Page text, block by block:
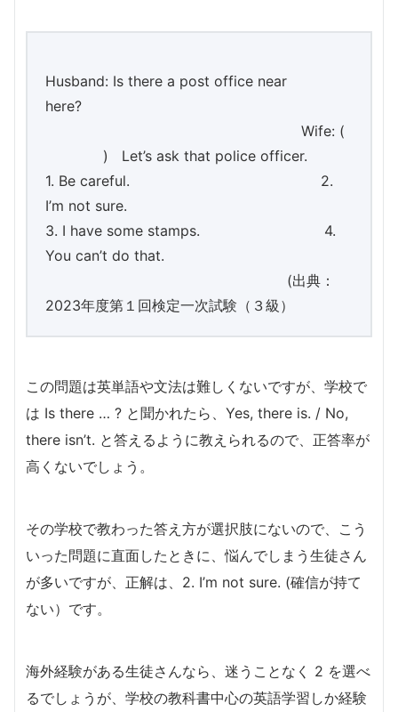
Husband: Is there a post office near
here?
Wife: (
) Let’s ask that police officer.
1. Be careful. 2.
I’m not sure.
3. I have some stamps. 4.
You can’t do that.
(出典：
2023年度第１回検定一次試験（３級）
この問題は英単語や文法は難しくないですが、学校で
は Is there … ? と聞かれたら、Yes, there is. / No,
there isn’t. と答えるように教えられるので、正答率が
高くないでしょう。
その学校で教わった答え方が選択肢にないので、こう
いった問題に直面したときに、悩んでしまう生徒さん
が多いですが、正解は、2. I’m not sure. (確信が持て
ない）です。
海外経験がある生徒さんなら、迷うことなく 2 を選べ
るでしょうが、学校の教科書中心の英語学習しか経験